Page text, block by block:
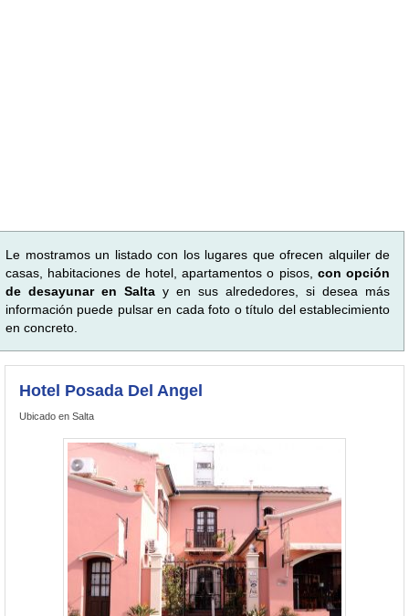
Le mostramos un listado con los lugares que ofrecen alquiler de
casas, habitaciones de hotel, apartamentos o pisos, con opción
de desayunar en Salta y en sus alrededores, si desea más
información puede pulsar en cada foto o título del establecimiento
en concreto.
Hotel Posada Del Angel
Ubicado en Salta